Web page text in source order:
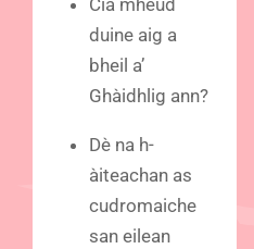
Cia mheud
duine aig a
bheil a’
Ghàidhlig ann?
Dè na h-
àiteachan as
cudromaiche
san eilean